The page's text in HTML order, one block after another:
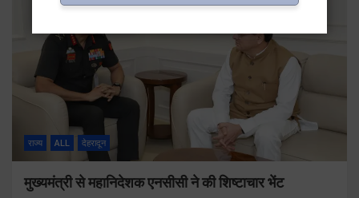
राज्य ALL देहरादून
मुख्यमंत्री से महानिदेशक एनसीसी ने की शिष्टाचार भेंट